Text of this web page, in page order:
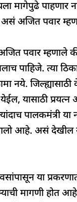
मागेपुढे पाहणार
अजित पवार
पवार म्हणाले
पाहिजे. त्या
नये. जिल्ह्यासाठी
यासाठी प्रयत्न
पालकमंत्री या
आहे. असं देखील
या
मागणी होत